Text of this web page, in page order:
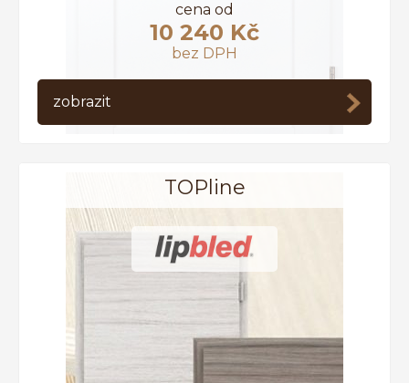
cena od
10 240 Kč
bez DPH
zobrazit
TOPline